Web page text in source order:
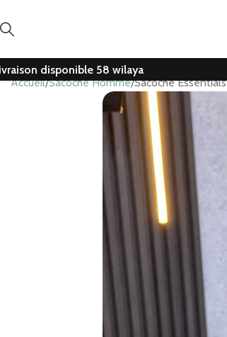
disponible 58 wilaya
Accueil Sacoche Homme Sacoche Essentials